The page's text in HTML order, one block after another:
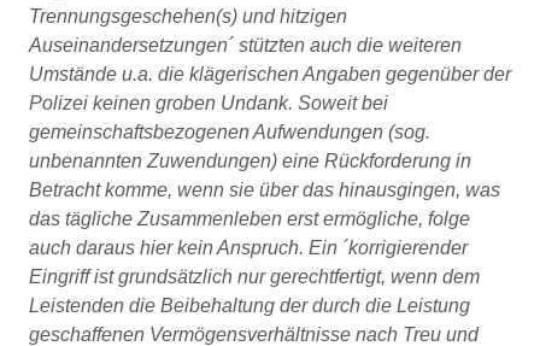
Trennungsgeschehen(s) und hitzigen
Auseinandersetzungen´ stützten auch die weiteren
Umstände u.a. die klägerischen Angaben gegenüber der
Polizei keinen groben Undank. Soweit bei
gemeinschaftsbezogenen Aufwendungen (sog.
unbenannten Zuwendungen) eine Rückforderung in
Betracht komme, wenn sie über das hinausgingen, was
das tägliche Zusammenleben erst ermögliche, folge
auch daraus hier kein Anspruch. Ein ´korrigierender
Eingriff ist grundsätzlich nur gerechtfertigt, wenn dem
Leistenden die Beibehaltung der durch die Leistung
geschaffenen Vermögensverhältnisse nach Treu und